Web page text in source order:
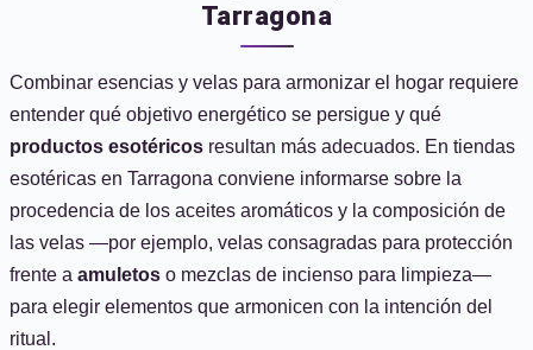
Tarragona
Combinar esencias y velas para armonizar el hogar requiere
entender qué objetivo energético se persigue y qué
productos esotéricos resultan más adecuados. En tiendas
esotéricas en Tarragona conviene informarse sobre la
procedencia de los aceites aromáticos y la composición de
las velas —por ejemplo, velas consagradas para protección
frente a amuletos o mezclas de incienso para limpieza—
para elegir elementos que armonicen con la intención del
ritual.